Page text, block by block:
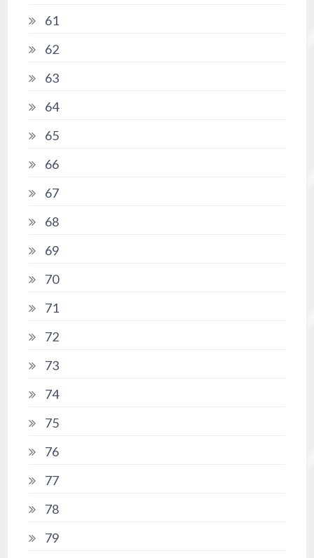
61
62
63
64
65
66
67
68
69
70
71
72
73
74
75
76
77
78
79